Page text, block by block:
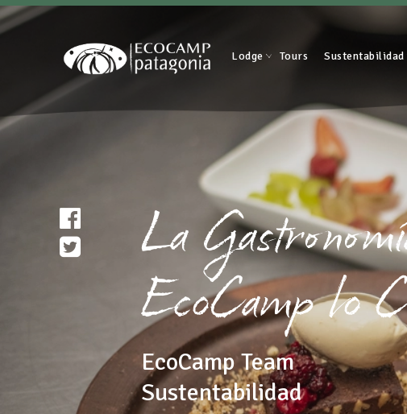
Lodge Tours Sustentabilidad
La
EcoCamp lo
EcoCamp Team
Sustentabilidad